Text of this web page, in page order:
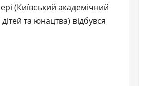
(Київський академічний
та юнацтва) відбувся